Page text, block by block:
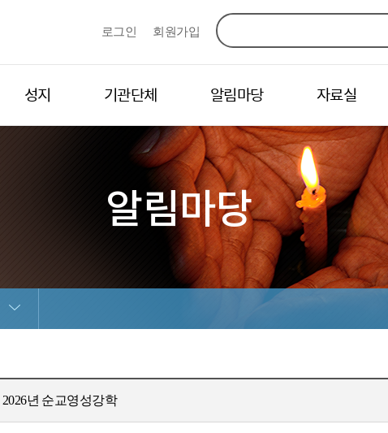
로그인 회원가입
성지 기관단체 알림마당 자료실
알림마당
2026년 순교영성강학